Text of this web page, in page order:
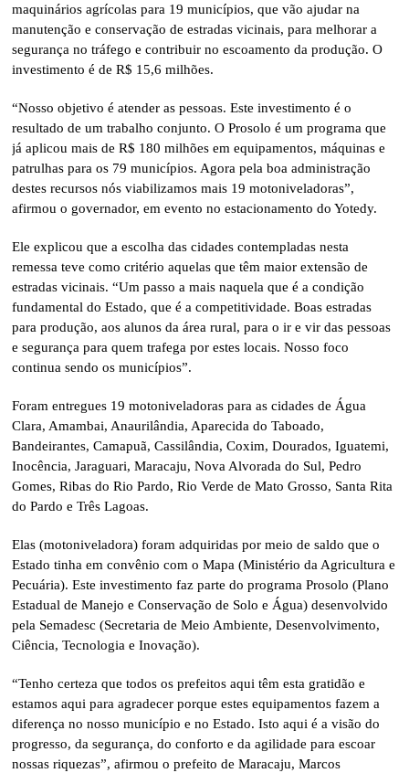
maquinários agrícolas para 19 municípios, que vão ajudar na
manutenção e conservação de estradas vicinais, para melhorar a
segurança no tráfego e contribuir no escoamento da produção. O
investimento é de R$ 15,6 milhões.
“Nosso objetivo é atender as pessoas. Este investimento é o
resultado de um trabalho conjunto. O Prosolo é um programa que
já aplicou mais de R$ 180 milhões em equipamentos, máquinas e
patrulhas para os 79 municípios. Agora pela boa administração
destes recursos nós viabilizamos mais 19 motoniveladoras”,
afirmou o governador, em evento no estacionamento do Yotedy.
Ele explicou que a escolha das cidades contempladas nesta
remessa teve como critério aquelas que têm maior extensão de
estradas vicinais. “Um passo a mais naquela que é a condição
fundamental do Estado, que é a competitividade. Boas estradas
para produção, aos alunos da área rural, para o ir e vir das pessoas
e segurança para quem trafega por estes locais. Nosso foco
continua sendo os municípios”.
Foram entregues 19 motoniveladoras para as cidades de Água
Clara, Amambai, Anaurilândia, Aparecida do Taboado,
Bandeirantes, Camapuã, Cassilândia, Coxim, Dourados, Iguatemi,
Inocência, Jaraguari, Maracaju, Nova Alvorada do Sul, Pedro
Gomes, Ribas do Rio Pardo, Rio Verde de Mato Grosso, Santa Rita
do Pardo e Três Lagoas.
Elas (motoniveladora) foram adquiridas por meio de saldo que o
Estado tinha em convênio com o Mapa (Ministério da Agricultura e
Pecuária). Este investimento faz parte do programa Prosolo (Plano
Estadual de Manejo e Conservação de Solo e Água) desenvolvido
pela Semadesc (Secretaria de Meio Ambiente, Desenvolvimento,
Ciência, Tecnologia e Inovação).
“Tenho certeza que todos os prefeitos aqui têm esta gratidão e
estamos aqui para agradecer porque estes equipamentos fazem a
diferença no nosso município e no Estado. Isto aqui é a visão do
progresso, da segurança, do conforto e da agilidade para escoar
nossas riquezas”, afirmou o prefeito de Maracaju, Marcos